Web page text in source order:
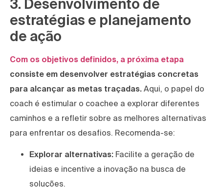
3. Desenvolvimento de
estratégias e planejamento
de ação
Com os objetivos definidos, a próxima etapa
consiste em desenvolver estratégias concretas
para alcançar as metas traçadas. Aqui, o papel do
coach é estimular o coachee a explorar diferentes
caminhos e a refletir sobre as melhores alternativas
para enfrentar os desafios. Recomenda-se:
Explorar alternativas: Facilite a geração de
ideias e incentive a inovação na busca de
soluções.